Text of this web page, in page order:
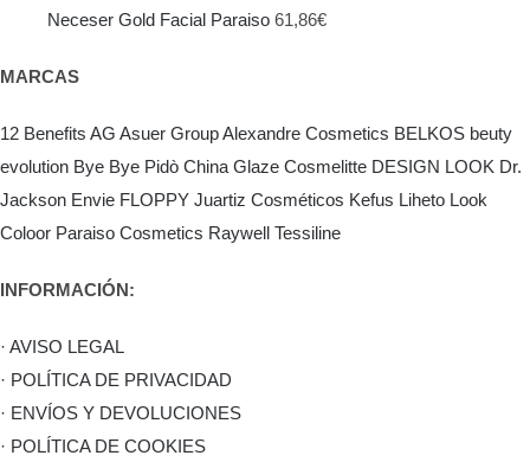
Neceser Gold Facial Paraiso 61,86€
MARCAS
12 Benefits AG Asuer GroupAlexandre Cosmetics BELKOS beuty
evolution Bye Bye Pidò China Glaze Cosmelitte DESIGN LOOK Dr.
Jackson Envie FLOPPY Juartiz Cosméticos Kefus Liheto Look
Coloor Paraiso Cosmetics Raywell Tessiline
INFORMACIÓN:
· AVISO LEGAL
· POLÍTICA DE PRIVACIDAD
· ENVÍOS Y DEVOLUCIONES
· POLÍTICA DE COOKIES